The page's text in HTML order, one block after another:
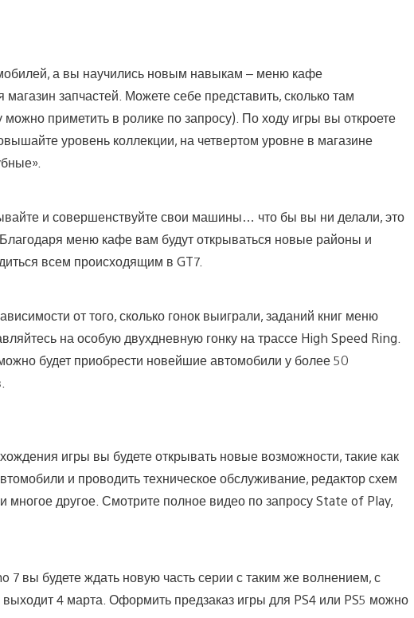
а вы научились новым навыкам – меню кафе
запчастей. Можете себе представить, сколько там
приметить в ролике по запросу). По ходу игры вы откроете
уровень коллекции, на четвертом уровне в магазине
и совершенствуйте свои машины… что бы вы ни делали, это
Благодаря меню кафе вам будут открываться новые районы и
всем происходящим в GT7.
от того, сколько гонок выиграли, заданий книг меню
на особую двухдневную гонку на трассе High Speed Ring.
будет приобрести новейшие автомобили у более 50
игры вы будете открывать новые возможности, такие как
и проводить техническое обслуживание, редактор схем
многое другое. Смотрите полное видео по запросу State of Play,
7 вы будете ждать новую часть серии с таким же волнением, с
4 марта. Оформить предзаказ игры для PS4 или PS5 можно